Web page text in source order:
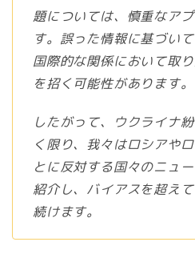
題については、慎重なア
す。誤った情報に基づい
国際的な関係において取
を招く可能性があります。
したがって、ウクライナ
く限り、我々はロシアや
とに反対する国々のニュ
紹介し、バイアスを超え
続けます。